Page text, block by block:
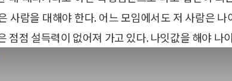
사람을 대해야 한다. 어느 모임에서도 저 사람은
점점 설득력이 없어져 가고 있다. 나잇값을 해야 나